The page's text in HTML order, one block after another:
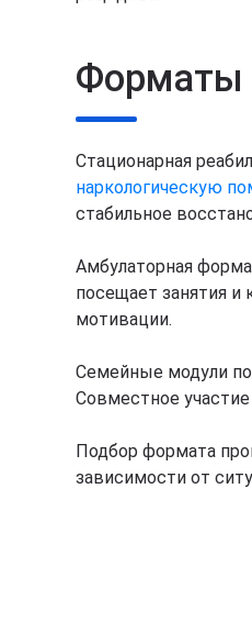
Форматы
Стационарная
наркологическую
стабильное
Амбулаторная
посещает занятия и
мотивации.
Семейные модули
Совместное
Подбор формата
зависимости от